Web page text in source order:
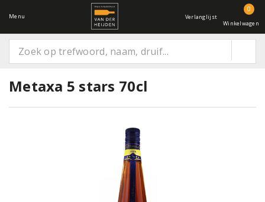
Menu Verlanglijst
0
Winkelwagen
Metaxa 5 stars 70cl